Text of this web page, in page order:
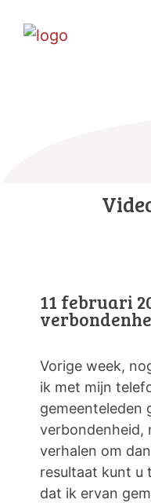
11 februari
Vorige week,
ik met mijn
gemeenteleden
verbondenheid,
verhalen om
resultaat kunt u
dat ik ervan